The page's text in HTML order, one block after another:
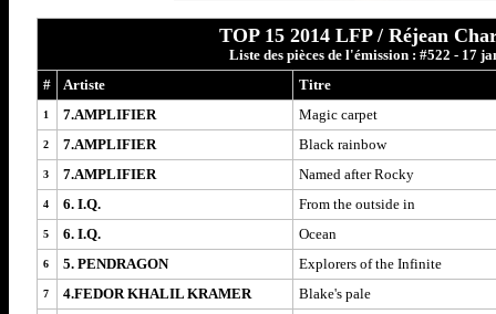
TOP 15 2014 LFP / Réjean
Liste des pièces de l'émission : #522 - 17
#
Artiste Titre
1 7.AMPLIFIER Magic carpet
2 7.AMPLIFIER Black rainbow
3 7.AMPLIFIER Named after Rocky
4 6. I.Q. From the outside in
5 6. I.Q. Ocean
6 5. PENDRAGON Explorers of the Infinite
7 4.FEDOR KHALIL KRAMER Blake's pale